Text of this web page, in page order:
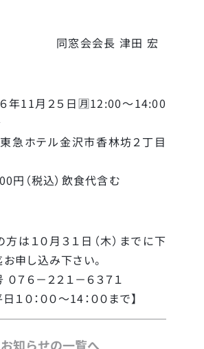
会長 津田 宏
６年11月２５日🈷12:00～14:00
東急ホテル金沢市香林坊２丁目
円（税込）飲食代含む
は１０月３１日（木）までに下
申し込み下さい。
７６－２２１－６３７１
１０：００～14：００まで】
お知らせの一覧へ